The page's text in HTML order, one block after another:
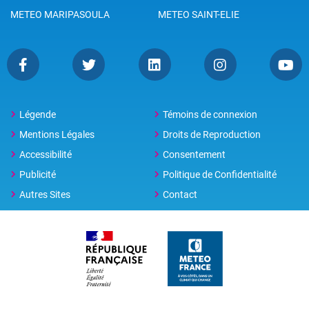
METEO MARIPASOULA
METEO SAINT-ELIE
Légende
Témoins de connexion
Mentions Légales
Droits de Reproduction
Accessibilité
Consentement
Publicité
Politique de Confidentialité
Autres Sites
Contact